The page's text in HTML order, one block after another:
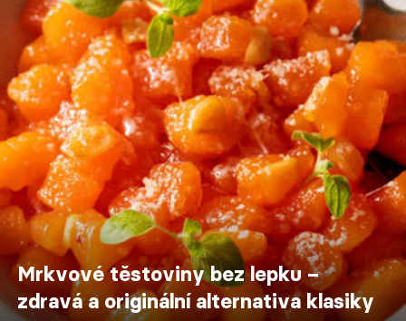
Mrkvové těstoviny bez lepku –
zdravá a originální alternativa klasiky